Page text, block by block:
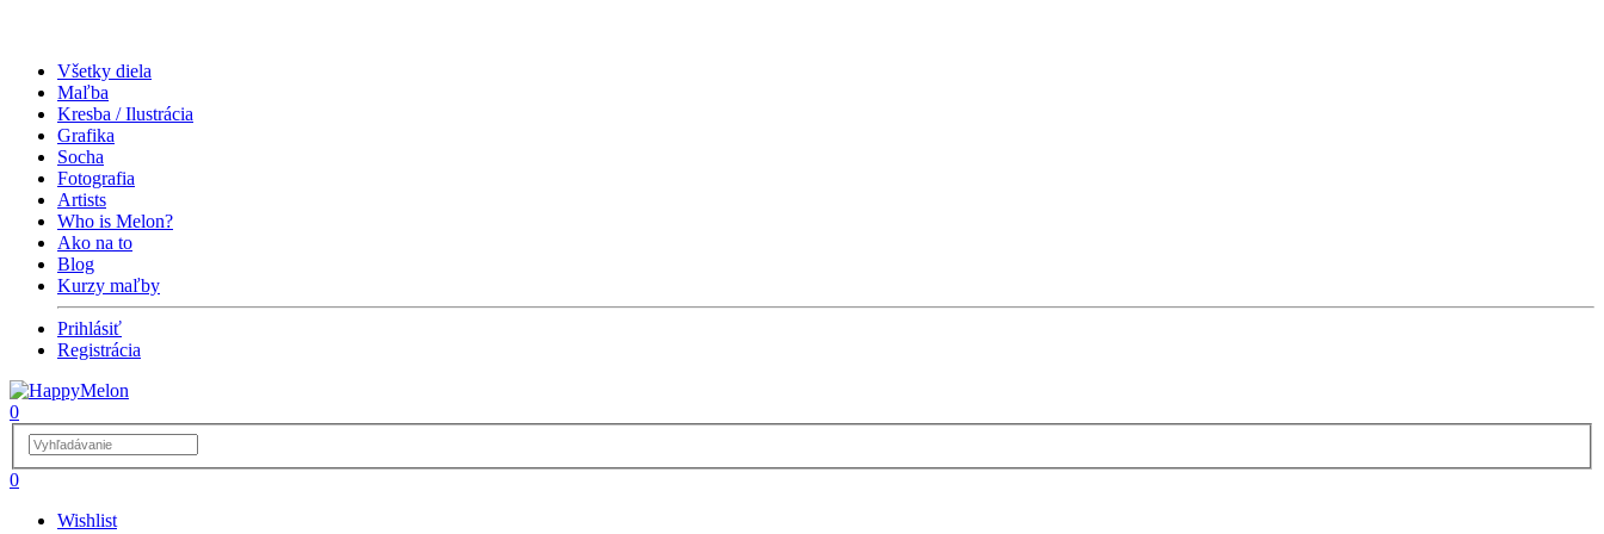
Všetky diela
Maľba
Kresba / Ilustrácia
Grafika
Socha
Fotografia
Artists
Who is Melon?
Ako na to
Blog
Kurzy maľby
Prihlásiť
Registrácia
0
0
Wishlist